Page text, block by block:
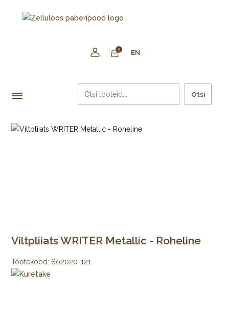
0 EN
Otsi
Viltpliiats WRITER Metallic - Roheline
Tootekood: 802020-121